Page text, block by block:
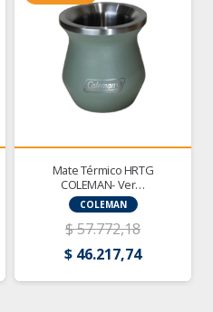
Mate Térmico HRTG
COLEMAN- Ver…
COLEMAN
$57.772,18
El
precio
$ 46.217,74El
precio